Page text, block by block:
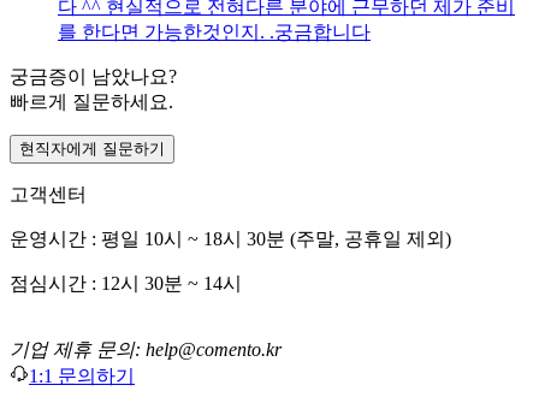
다 ^^ 현실적으로 전혀다른 분야에 근무하던 제가 준비
를 한다면 가능한것인지. .궁금합니다
궁금증이 남았나요?
빠르게 질문하세요.
현직자에게 질문하기
고객센터
운영시간 : 평일 10시 ~ 18시 30분 (주말, 공휴일 제외)
점심시간 : 12시 30분 ~ 14시
기업 제휴 문의: help@comento.kr
1:1 문의하기